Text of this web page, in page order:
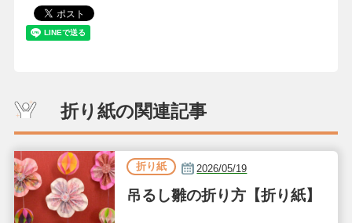
折り紙の関連記事
折り紙 2026/05/19
吊るし雛の折り方【折り紙】